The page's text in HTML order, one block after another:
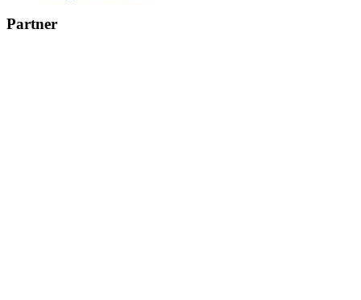
Partner